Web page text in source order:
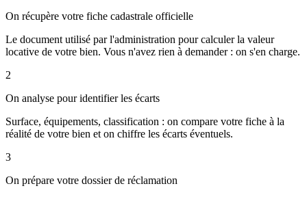
On récupère votre fiche cadastrale officielle
Le document utilisé par l'administration pour calculer la valeur
locative de votre bien. Vous n'avez rien à demander : on s'en charge.
2
On analyse pour identifier les écarts
Surface, équipements, classification : on compare votre fiche à la
réalité de votre bien et on chiffre les écarts éventuels.
3
On prépare votre dossier de réclamation